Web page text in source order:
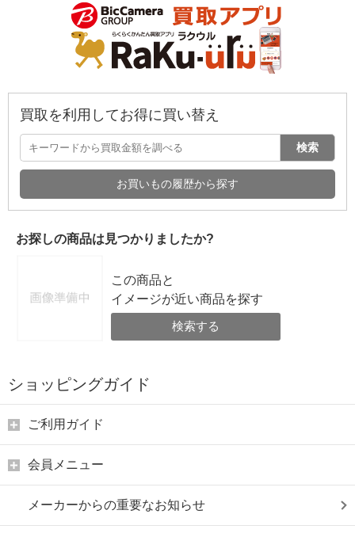
買取を利用してお得に買い替え
検索
お買いもの履歴から探す
お探しの商品は見つかりましたか?
この商品と
イメージが近い商品を探す
検索する
ショッピングガイド
ご利用ガイド
会員メニュー
メーカーからの重要なお知らせ